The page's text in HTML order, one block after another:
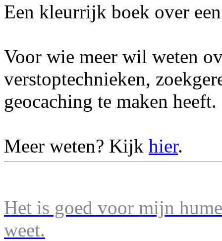
Een kleurrijk boek over
Voor wie meer wil weten
verstoptechnieken,
geocaching te maken heeft.
Meer weten? Kijk hier.
Het is goed voor mijn
weet.